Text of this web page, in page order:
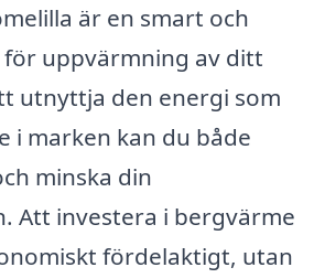
är en smart och
uppvärmning av ditt
utnyttja den energi som
i marken kan du både
minska din
Att investera i bergvärme
fördelaktigt, utan